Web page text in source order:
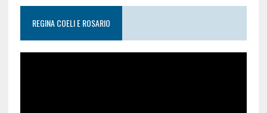
REGINA COELI E ROSARIO